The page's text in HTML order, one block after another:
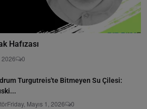
Hafızası
2026 0
Turgutreis'te Bitmeyen Su Çilesi:
Friday, Mayıs 1, 2026 0